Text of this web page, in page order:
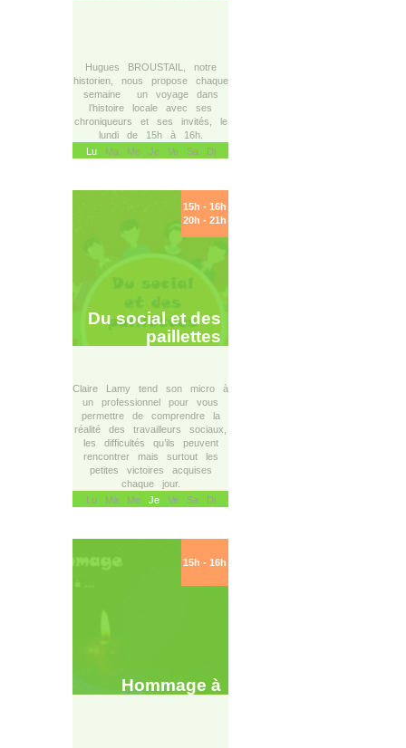
Hugues BROUSTAIL, notre
historien, nous propose chaque
semaine un voyage dans
l’histoire locale avec ses
chroniqueurs et ses invités, le
lundi de 15h à 16h.
LuMa Me Je Ve Sa Di
15h - 16h
20h - 21h
Du social et des
paillettes
Claire Lamy tend son micro à
un professionnel pour vous
permettre de comprendre la
réalité des travailleurs sociaux,
les difficultés qu’ils peuvent
rencontrer mais surtout les
petites victoires acquises
chaque jour.
Lu Ma Me JeVe Sa Di
15h - 16h
Hommage à